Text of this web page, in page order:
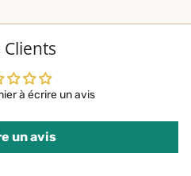
Clients
à écrire un avis
un avis